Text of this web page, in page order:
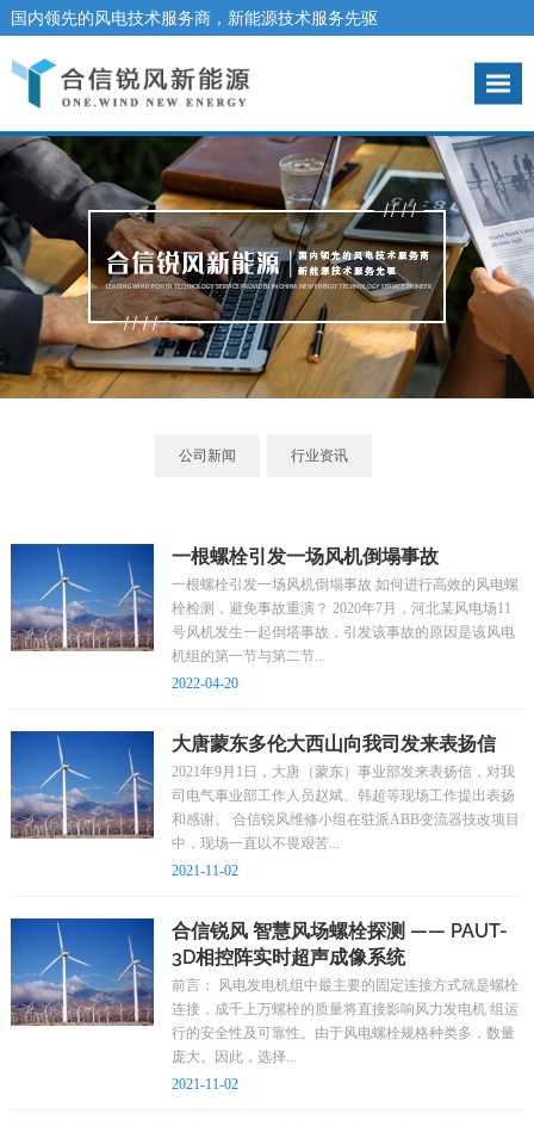
国内领先的风电技术服务商，新能源技术服务先驱
公司新闻 行业资讯
一根螺栓引发一场风机倒塌事故
一根螺栓引发一场风机倒塌事故 如何进行高效的风电螺
栓检测，避免事故重演？ 2020年7月，河北某风电场11
号风机发生一起倒塔事故，引发该事故的原因是该风电
机组的第一节与第二节...
2022-04-20
大唐蒙东多伦大西山向我司发来表扬信
2021年9月1日，大唐（蒙东）事业部发来表扬信，对我
司电气事业部工作人员赵斌、韩超等现场工作提出表扬
和感谢。 合信锐风维修小组在驻派ABB变流器技改项目
中，现场一直以不畏艰苦...
2021-11-02
合信锐风 智慧风场螺栓探测 —— PAUT-
3D相控阵实时超声成像系统
前言： 风电发电机组中最主要的固定连接方式就是螺栓
连接，成千上万螺栓的质量将直接影响风力发电机 组运
行的安全性及可靠性。由于风电螺栓规格种类多，数量
庞大。因此，选择...
2021-11-02